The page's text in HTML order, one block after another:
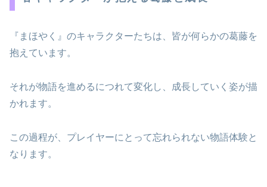
『まほやく』のキャラクターたちは、皆が何らかの葛藤を
抱えています。
それが物語を進めるにつれて変化し、成長していく姿が描
かれます。
この過程が、プレイヤーにとって忘れられない物語体験と
なります。